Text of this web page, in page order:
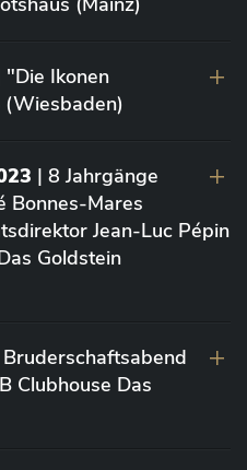
"Die Ikonen
(Wiesbaden)
| 8 Jahrgänge
Bonnes-Mares
Jean-Luc Pépin
Goldstein
Clubhouse Das